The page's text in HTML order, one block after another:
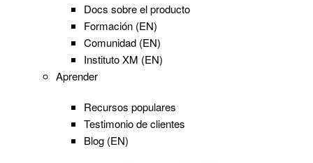
Docs sobre el producto
Formación (EN)
Comunidad (EN)
Instituto XM (EN)
Aprender
Recursos populares
Testimonio de clientes
Blog (EN)